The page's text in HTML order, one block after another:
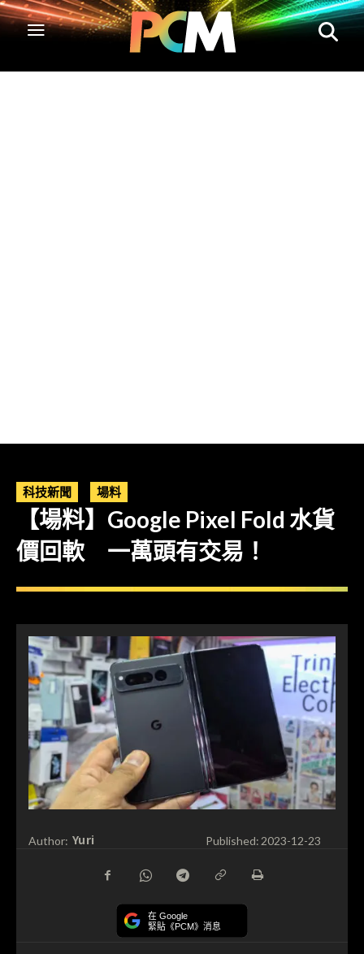
科技新聞 場料
【場料】Google Pixel Fold 水貨
價回軟 一萬頭有交易！
Author: Yuri Published: 2023-12-23
在 Google
緊貼《PCM》消息